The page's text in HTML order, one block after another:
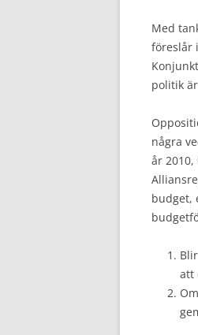
Med
föreslår
politik
några
år
budget,
att